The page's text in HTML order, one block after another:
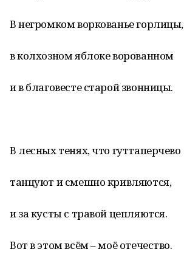
В негромком воркованье горлицы,
в колхозном яблоке ворованном
и в благовесте старой звонницы.
В лесных тенях, что гуттаперчево
танцуют и смешно кривляются,
и за кусты с травой цепляются.
Вот в этом всём – моё отечество.